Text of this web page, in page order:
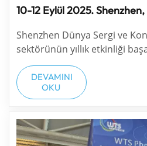
10-12 Eylül 2025.
Shenzhen Dünya Sergi ve
sektörünün yıllık etkinliği
yılki etkinlik her
ekibimiz her zamankinden
Photonics grubu bu yıl
ve opti...
DEVAMINI
OKU